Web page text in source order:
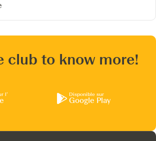
club to know more!
l’ Disponible sur
Google Play